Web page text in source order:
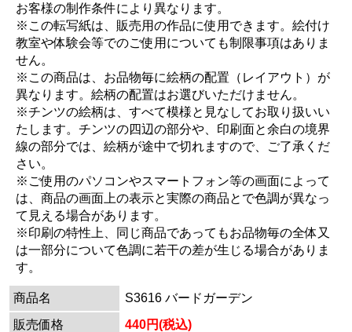
お客様の制作条件により異なります。
※この転写紙は、販売用の作品に使用できます。絵付け
教室や体験会等でのご使用についても制限事項はありま
せん。
※この商品は、お品物毎に絵柄の配置（レイアウト）が
異なります。絵柄の配置はお選びいただけません。
※チンツの絵柄は、すべて模様と見なしてお取り扱いい
たします。チンツの四辺の部分や、印刷面と余白の境界
線の部分では、絵柄が途中で切れますので、ご了承くだ
さい。
※ご使用のパソコンやスマートフォン等の画面によって
は、商品の画面上の表示と実際の商品とで色調が異なっ
て見える場合があります。
※印刷の特性上、同じ商品であってもお品物毎の全体又
は一部分について色調に若干の差が生じる場合がありま
す。
商品名
S3616 バードガーデン
販売価格
440円(税込)